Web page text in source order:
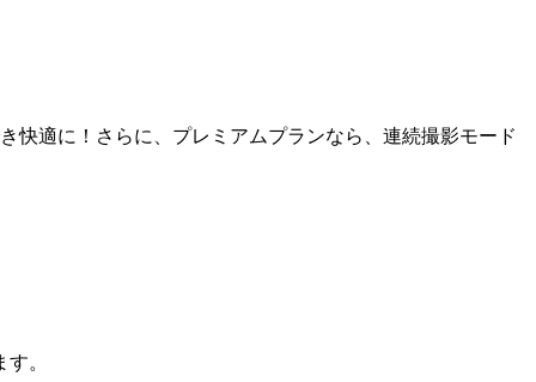
快適に！さらに、プレミアムプランなら、連続撮影モード
。